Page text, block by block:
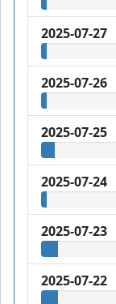
2025-07-27
2025-07-26
2025-07-25
2025-07-24
2025-07-23
2025-07-22